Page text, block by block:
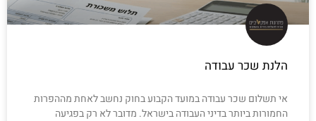
הלנת שכר עבודה
אי תשלום שכר עבודה במועד הקבוע בחוק נחשב לאחת מההפרות
החמורות ביותר בדיני העבודה בישראל. מדובר לא רק בפגיעה